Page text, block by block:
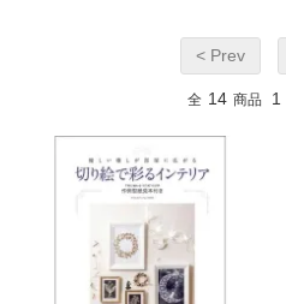
< Prev
全 14 商品 1